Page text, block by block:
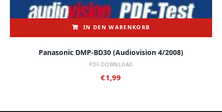
IN DEN WARENKORB
Panasonic DMP-BD30 (audiovision 4/2008)
PDF-DOWNLOAD
€1,99